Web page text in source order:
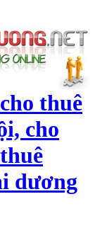
thuê
cho
dương